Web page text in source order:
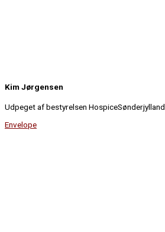
Kim Jørgensen
Udpeget af bestyrelsen HospiceSønderjylland
Envelope